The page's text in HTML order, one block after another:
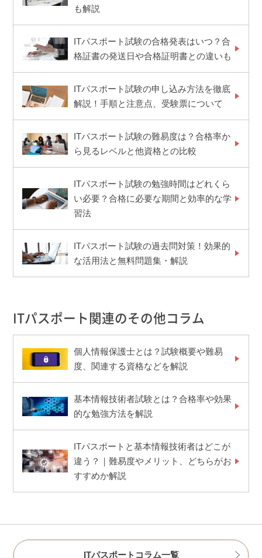
も解説
ITパスポート試験の合格発表はいつ？合
格証書の発送日や合格証明書との違いも
ITパスポート試験の申し込み方法を徹底
解説！手順と注意点、受験票について
ITパスポート試験の難易度は？合格率か
ら見るレベルと他資格との比較
ITパスポート試験の勉強時間はどれくら
い必要？合格に必要な期間と効率的な学
習法
ITパスポート試験の過去問対策！効果的
な活用法と無料問題集・解説
ITパスポート関連のその他コラム
個人情報保護士とは？試験概要や難易
度、関連する資格などを解説
基本情報技術者試験とは？合格率や効果
的な勉強方法を解説
ITパスポートと基本情報技術者はどこが
違う？｜難易度やメリット、どちらがお
すすめか解説
ITパスポートコラム一覧